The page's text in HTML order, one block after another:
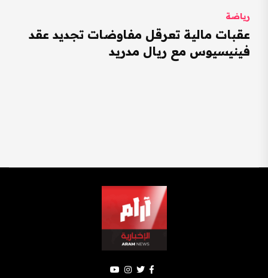
رياضة
عقبات مالية تعرقل مفاوضات تجديد عقد
فينيسيوس مع ريال مدريد